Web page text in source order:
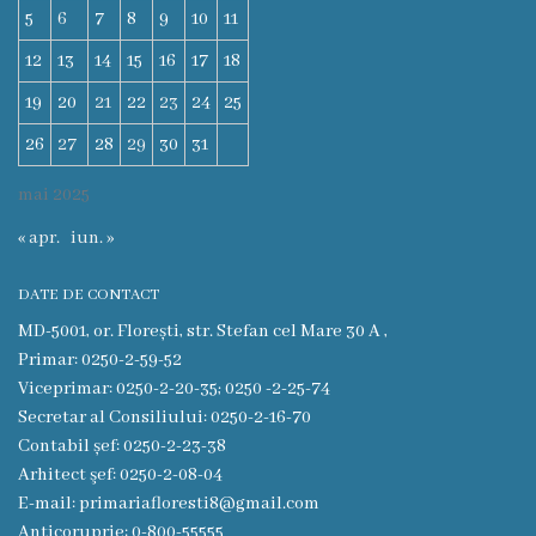
Funcţii
vacante
Consiliul
Secretar
Regulamentul
Consiliului
Ședințele
Consiliului
online
mai 2025
5
6 7 8 9 10
11
12
13 14 15 16 17
18
19
20 21 22 23 24
25
26
27 28 29 30 31
« apr. iun. »
DATE DE CONTACT
MD-5001, or. Florești, str. Stefan cel Mare 30 A ,
Primar: 0250-2-59-52
Viceprimar: 0250-2-20-35; 0250 -2-25-74
Secretar al Consiliului: 0250-2-16-70
Contabil șef: 0250-2-23-38
Arhitect şef: 0250-2-08-04
E-mail: primariafloresti8@gmail.com